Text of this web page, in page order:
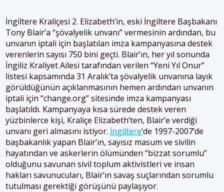
İngiltere Kraliçesi 2. Elizabeth’in, eski İngiltere Başbakanı
Tony Blair’a “şövalyelik unvanı” vermesinin ardından, bu
unvanın iptali için başlatılan imza kampanyasına destek
verenlerin sayısı 750 bini geçti. Blair’ın, her yıl sonunda
İngiliz Kraliyet Ailesi tarafından verilen “Yeni Yıl Onur”
listesi kapsamında 31 Aralık’ta şövalyelik unvanına layık
görüldüğünün açıklanmasının hemen ardından unvanın
iptali için “change.org” sitesinde imza kampanyası
başlatıldı. Kampanyaya kısa sürede destek veren
yüzbinlerce kişi, Kraliçe Elizabeth’ten, Blair’e verdiği
unvanı geri almasını istiyor. İngiltere‘de 1997-2007’de
başbakanlık yapan Blair’ın, sayısız masum ve sivilin
hayatından ve askerlerin ölümünden “bizzat sorumlu”
olduğunu savunan sivil toplum aktivistleri ve insan
hakları savunucuları, Blair’ın savaş suçlarından sorumlu
tutulması gerektiği görüşünü paylaşıyor.